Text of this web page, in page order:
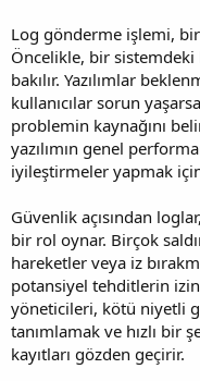
Log gönderme işlemi,
Öncelikle, bir sistemdeki
bakılır. Yazılımlar
kullanıcılar sorun
problemin kaynağını
yazılımın genel
iyileştirmeler yapmak için
Güvenlik açısından
bir rol oynar. Birçok
hareketler veya iz
potansiyel tehditlerin
yöneticileri, kötü niyetli
tanımlamak ve hızlı bir
kayıtları gözden geçirir.